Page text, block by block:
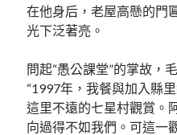
在他身后，老屋高懸的門
光下泛著亮。
問起“愚公課堂”的掌故，
“1997年，我餐與加入縣
這里不遠的七星村觀賞。
向過得不如我們。可這一